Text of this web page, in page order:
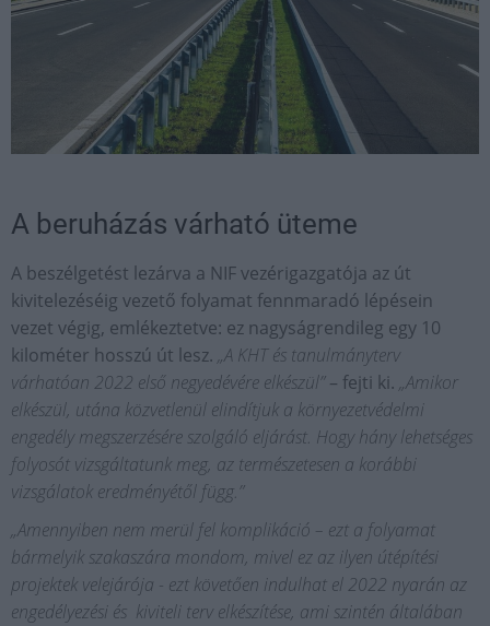
A beruházás várható üteme
A beszélgetést lezárva a NIF vezérigazgatója az út
kivitelezéséig vezető folyamat fennmaradó lépésein
vezet végig, emlékeztetve: ez nagyságrendileg egy 10
kilométer hosszú út lesz. „A KHT és tanulmányterv
várhatóan 2022 első negyedévére elkészül”– fejti ki. „Amikor
elkészül, utána közvetlenül elindítjuk a környezetvédelmi
engedély megszerzésére szolgáló eljárást. Hogy hány lehetséges
folyosót vizsgáltatunk meg, az természetesen a korábbi
vizsgálatok eredményétől függ.”
„Amennyiben nem merül fel komplikáció – ezt a folyamat
bármelyik szakaszára mondom, mivel ez az ilyen útépítési
projektek velejárója - ezt követően indulhat el 2022 nyarán az
engedélyezési és kiviteli terv elkészítése, ami szintén általában